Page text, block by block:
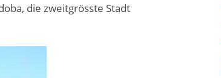
die zweitgrösste Stadt